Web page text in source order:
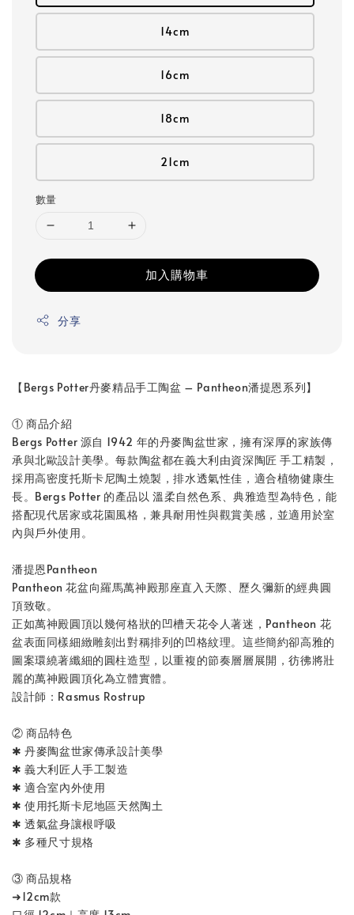
14cm
16cm
18cm
21cm
數量
加入購物車
分享
【Bergs Potter丹麥精品手工陶盆 – Pantheon潘提恩系列】
① 商品介紹
Bergs Potter 源自 1942 年的丹麥陶盆世家，擁有深厚的家族傳
承與北歐設計美學。每款陶盆都在義大利由資深陶匠 手工精製，
採用高密度托斯卡尼陶土燒製，排水透氣性佳，適合植物健康生
長。Bergs Potter 的產品以 溫柔自然色系、典雅造型為特色，能
搭配現代居家或花園風格，兼具耐用性與觀賞美感，並適用於室
內與戶外使用。
潘提恩Pantheon
Pantheon 花盆向羅馬萬神殿那座直入天際、歷久彌新的經典圓
頂致敬。
正如萬神殿圓頂以幾何格狀的凹槽天花令人著迷，Pantheon 花
盆表面同樣細緻雕刻出對稱排列的凹格紋理。這些簡約卻高雅的
圖案環繞著纖細的圓柱造型，以重複的節奏層層展開，彷彿將壯
麗的萬神殿圓頂化為立體實體。
設計師：Rasmus Rostrup
② 商品特色
✱ 丹麥陶盆世家傳承設計美學
✱ 義大利匠人手工製造
✱ 適合室內外使用
✱ 使用托斯卡尼地區天然陶土
✱ 透氣盆身讓根呼吸
✱ 多種尺寸規格
③ 商品規格
➜12cm款